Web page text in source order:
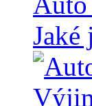
Jaké